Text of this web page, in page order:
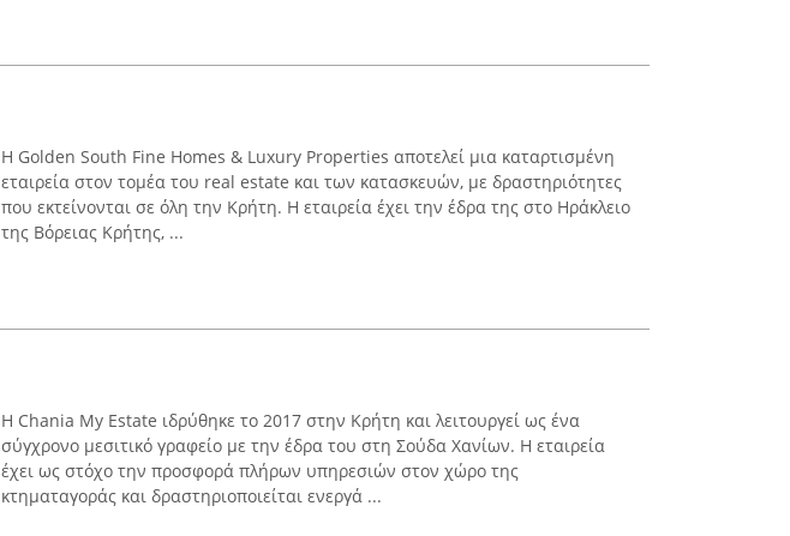
Η Golden South Fine Homes & Luxury Properties αποτελεί μια καταρτισμένη
εταιρεία στον τομέα του real estate και των κατασκευών, με δραστηριότητες
που εκτείνονται σε όλη την Κρήτη. Η εταιρεία έχει την έδρα της στο Ηράκλειο
της Βόρειας Κρήτης, ...
Η Chania My Estate ιδρύθηκε το 2017 στην Κρήτη και λειτουργεί ως ένα
σύγχρονο μεσιτικό γραφείο με την έδρα του στη Σούδα Χανίων. Η εταιρεία
έχει ως στόχο την προσφορά πλήρων υπηρεσιών στον χώρο της
κτηματαγοράς και δραστηριοποιείται ενεργά ...